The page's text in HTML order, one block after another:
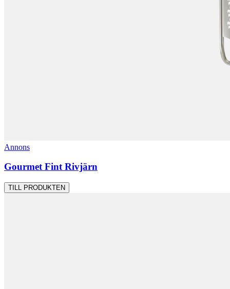
Annons
Gourmet Fint Rivjärn
TILL PRODUKTEN